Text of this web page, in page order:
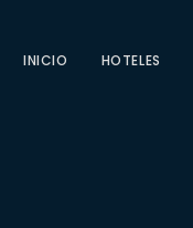
INICIO HOTELES